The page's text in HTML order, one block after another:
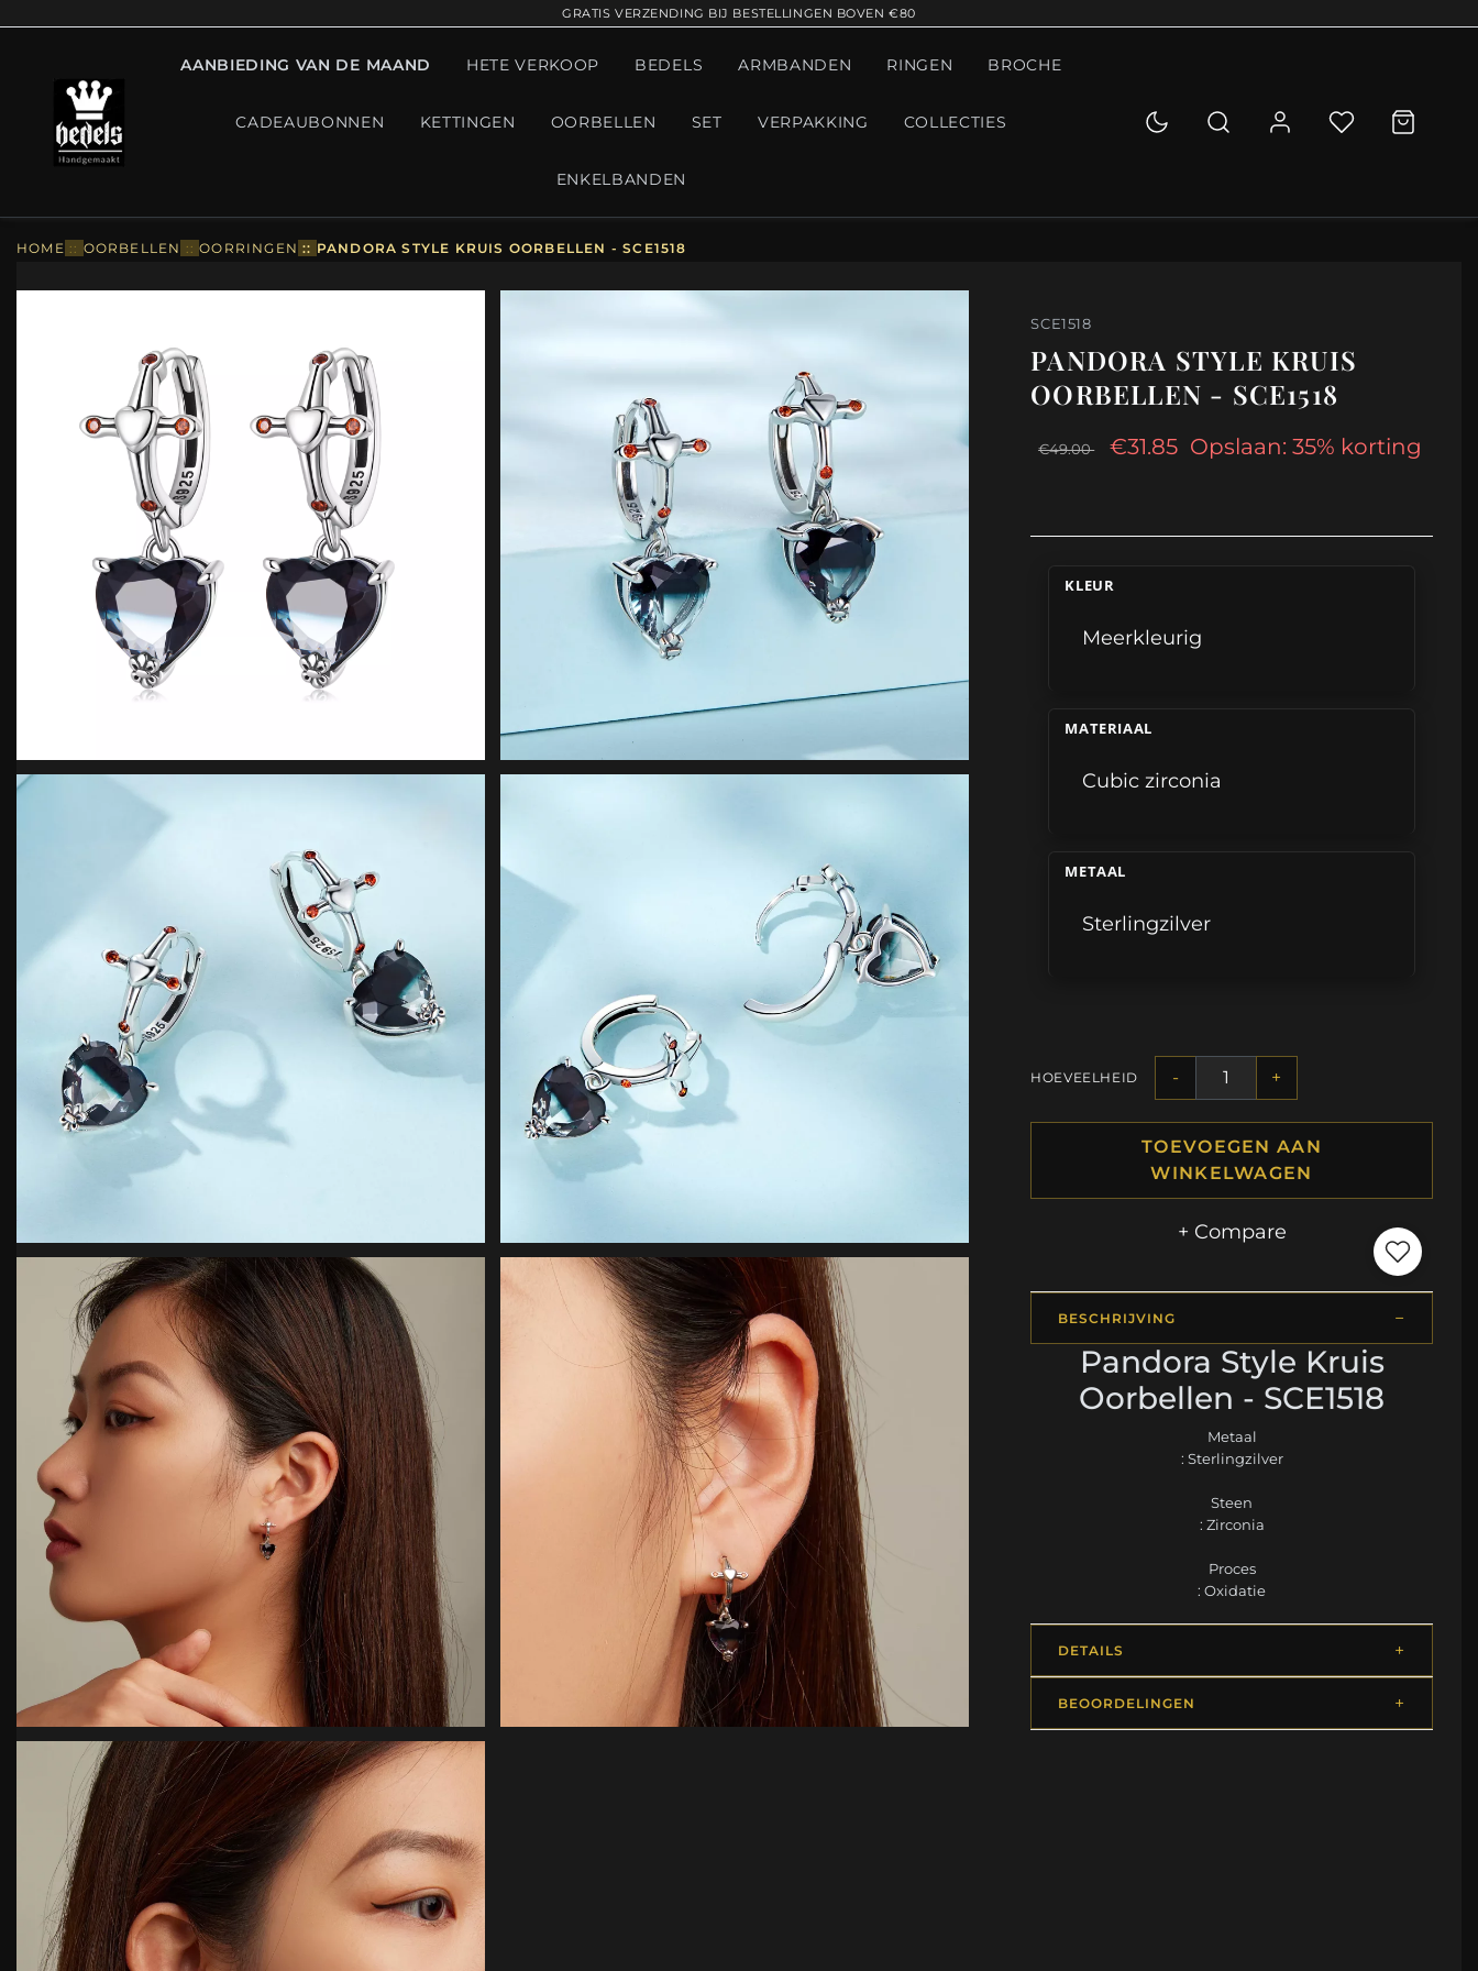
GRATIS VERZENDING BIJ BESTELLINGEN BOVEN €80
AANBIEDING VAN DE MAAND HETE VERKOOP BEDELS ARMBANDEN RINGEN BROCHE
CADEAUBONNEN KETTINGEN OORBELLEN SET VERPAKKING COLLECTIES
ENKELBANDEN
HOME :: OORBELLEN ::OORRINGEN :: PANDORA STYLE KRUIS OORBELLEN - SCE1518
SCE1518
PANDORA STYLE KRUIS
OORBELLEN - SCE1518
€49.00 €31.85 Opslaan: 35% korting
KLEUR
Meerkleurig
MATERIAAL
Cubic zirconia
METAAL
Sterlingzilver
HOEVEELHEID - +
TOEVOEGEN AAN
WINKELWAGEN
+ Compare
BESCHRIJVING
Pandora Style Kruis
Oorbellen - SCE1518
Metaal
: Sterlingzilver
Steen
: Zirconia
Proces
: Oxidatie
DETAILS
BEOORDELINGEN